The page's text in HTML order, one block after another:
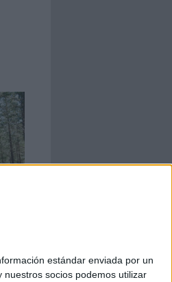
estándar enviada por un
nuestros socios podemos utilizar